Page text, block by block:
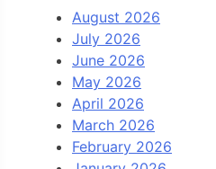
August 2026
July 2026
June 2026
May 2026
April 2026
March 2026
February 2026